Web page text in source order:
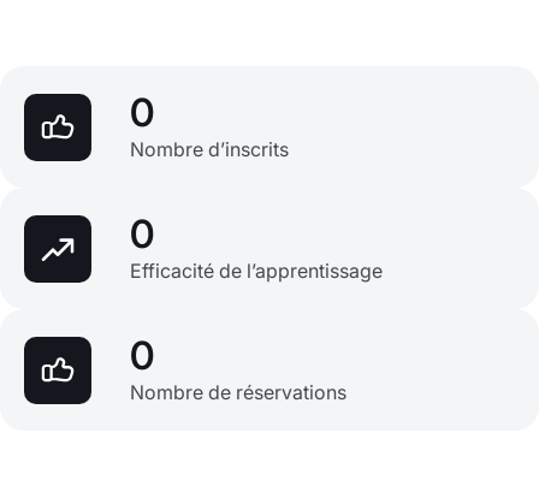
0
Nombre d’inscrits
0
Efficacité de l’apprentissage
0
Nombre de réservations